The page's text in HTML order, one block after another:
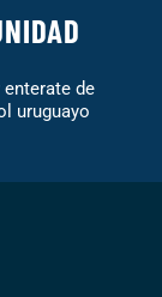
de
uruguayo